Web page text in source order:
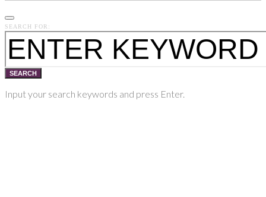
SEARCH FOR:
SEARCH
Input your search keywords and press Enter.